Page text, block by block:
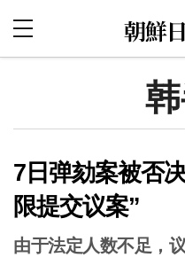
7日弹劾案被否
限提交议案”
由于法定人数不足，